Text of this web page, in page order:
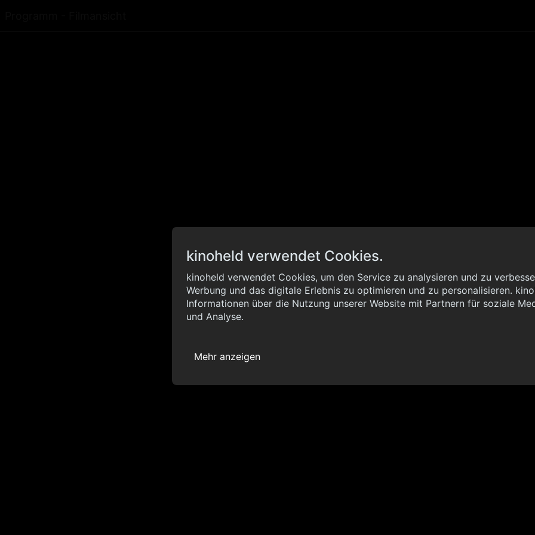
kinoheld verwendet Cookies.
kinoheld verwendet Cookies, um den Service zu analysieren und zu
Werbung und das digitale Erlebnis zu optimieren und zu personalisieren.
Informationen über die Nutzung unserer Website mit Partnern für soziale
und Analyse.
Mehr anzeigen
Info
{ "__sentry_xhr__": { "method": "POST", "url": "//graph.kinoheld.de:/graphql/v1/
"status_code": 0 } }